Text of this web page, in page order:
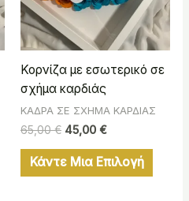
Κορνίζα με εσωτερικό σε
σχήμα καρδιάς
ΚΑΔΡΑ ΣΕ ΣΧΗΜΑ ΚΑΡΔΙΑΣ
65,00€ 45,00 €
Κάντε Μια Επιλογή